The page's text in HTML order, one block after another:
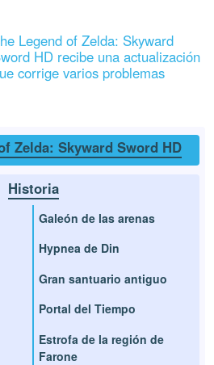
Legend of Zelda: Skyward
HD recibe una actualización
corrige varios problemas
Zelda: Skyward Sword HD
Historia
Galeón de las arenas
Hypnea de Din
Gran santuario antiguo
Portal del Tiempo
Estrofa de la región de
Farone